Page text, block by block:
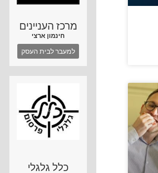
מרכז העניינים
חינמון ארצי
למעבר לבית העסק
כלל גלגלי